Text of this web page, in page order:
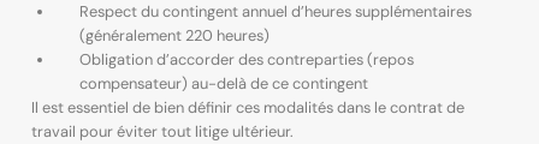
Respect du contingent annuel d’heures supplémentaires
(généralement 220 heures)
Obligation d’accorder des contreparties (repos
compensateur) au-delà de ce contingent
Il est essentiel de bien définir ces modalités dans le contrat de
travail pour éviter tout litige ultérieur.